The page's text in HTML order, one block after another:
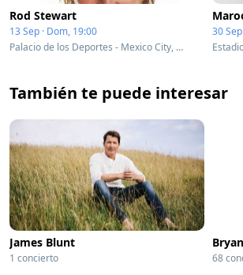
Rod Stewart
13 Sep · Dom, 19:00
Palacio de los Deportes - Mexico City, Mexico
30
También te puede interesar
James Blunt
1 concierto 68